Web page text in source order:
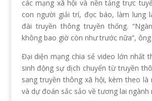
các mạng xã hội và nền tảng trực
con người giải trí, đọc báo, làm lung
đài truyền thông truyền thống.
không bao giờ còn như trước nữa”, ông
Đại diện mạng chia sẻ video lớn nhất
sinh động sự dịch chuyển từ truyền
sang truyền thông xã hội, kèm theo là
và dự đoán sắc sảo về tương lai ngành